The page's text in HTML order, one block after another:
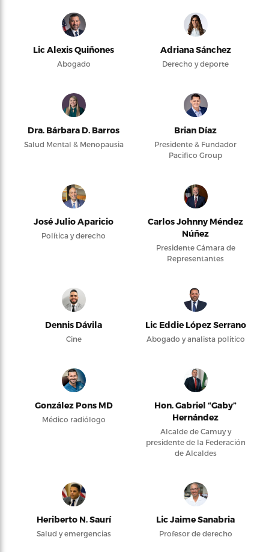
Lic Alexis Quiñones
Abogado
Adriana Sánchez
Derecho y deporte
Dra. Bárbara D. Barros
Salud Mental & Menopausia
Brian Díaz
Presidente & Fundador
Pacifico Group
José Julio Aparicio
Política y derecho
Carlos Johnny Méndez
Núñez
Presidente Cámara de
Representantes
Dennis Dávila
Cine
Lic Eddie López Serrano
Abogado y analista político
González Pons MD
Médico radiólogo
Hon. Gabriel “Gaby”
Hernández
Alcalde de Camuy y
presidente de la Federación
de Alcaldes
Heriberto N. Saurí
Salud y emergencias
Lic Jaime Sanabria
Profesor de derecho